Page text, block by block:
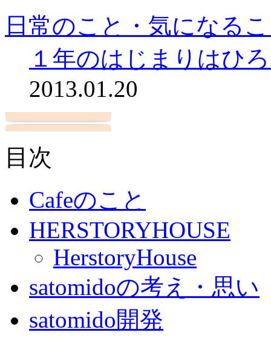
日常のこと・気になる
１年のはじまりはひ
2013.01.20
目次
Cafeのこと
HERSTORYHOUSE
HerstoryHouse
satomidoの考え・思い
satomido開発